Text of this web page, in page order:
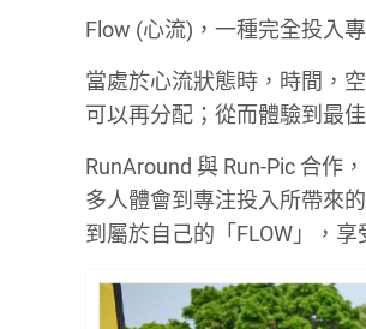
Flow (心流)，一種完全投入
當處於心流狀態時，時間，
可以再分配；從而體驗到最
RunAround 與 Run-Pic 合作
多人體會到專注投入所帶來
到屬於自己的「FLOW」，享